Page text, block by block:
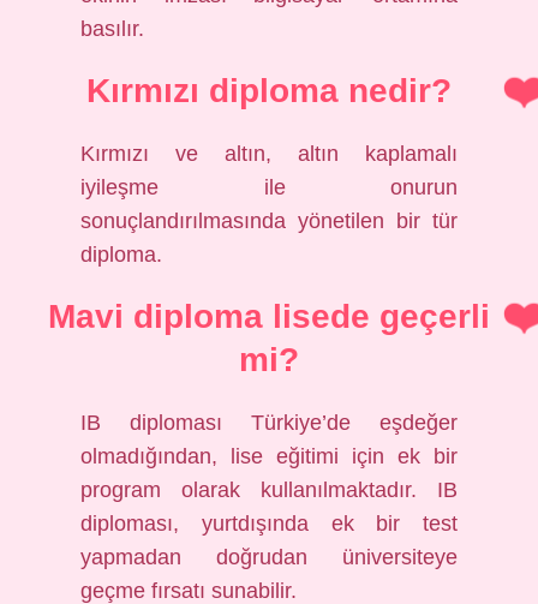
basılır.
Kırmızı diploma nedir?
Kırmızı ve altın, altın kaplamalı
iyileşme ile onurun
sonuçlandırılmasında yönetilen bir tür
diploma.
Mavi diploma lisede geçerli
mi?
IB diploması Türkiye’de eşdeğer
olmadığından, lise eğitimi için ek bir
program olarak kullanılmaktadır. IB
diploması, yurtdışında ek bir test
yapmadan doğrudan üniversiteye
geçme fırsatı sunabilir.